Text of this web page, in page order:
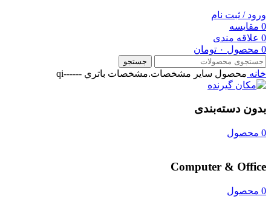
ورود / ثبت نام
0 مقایسه
0 علاقه مندی
0 محصول ۰ تومان
جستجو
خانه محصول ساير مشخصات.مشخصات باتري ------qi
بدون دسته‌بندی
0 محصول
Computer & Office
0 محصول